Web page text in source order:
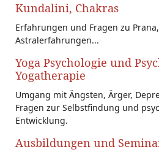
Kundalini, Chakras
Erfahrungen und Fragen zu
Astralerfahrungen...
Yoga Psychologie und
Yogatherapie
Umgang mit Ängsten, Ärger,
Fragen zur Selbstfindung und
Entwicklung.
Ausbildungen und